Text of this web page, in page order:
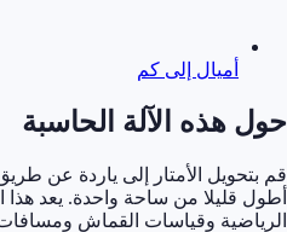
أميال إلى كم
حول هذه الآلة الحاسبة
أطول قليلا من ساحة واحدة. يعد هذا
الرياضية وقياسات القماش